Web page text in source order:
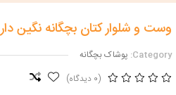
وست و شلوار کتان بچگانه نگین دار
Category: پوشاک بچگانه
(0 دیدگاه)